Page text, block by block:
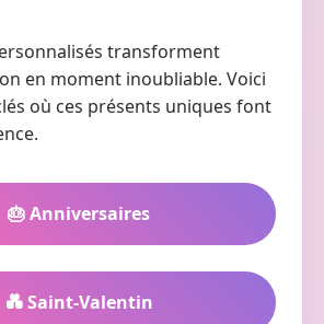
transforment
en moment inoubliable. Voici
où ces présents uniques font
🎂 Anniversaires
💑 Saint-Valentin